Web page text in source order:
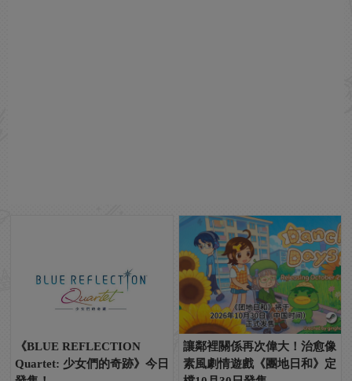
《BLUE REFLECTION
Quartet: 少女們的奇跡》今日
讓鄰裡關係再次偉大！治愈像
素風劇情遊戲《團地日和》定